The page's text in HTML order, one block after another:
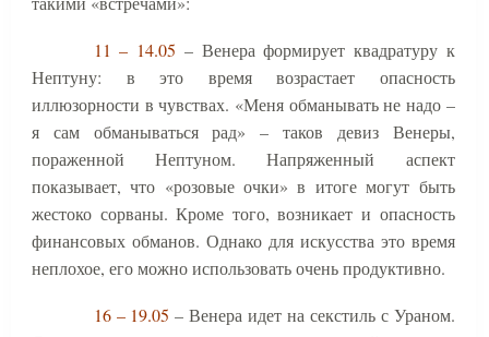
11 – 14.05 – Венера формирует квадратуру к
Нептуну: в это время возрастает опасность
иллюзорности в чувствах. «Меня обманывать не надо –
я сам обманываться рад» – таков девиз Венеры,
пораженной Нептуном. Напряженный аспект
показывает, что «розовые очки» в итоге могут быть
жестоко сорваны. Кроме того, возникает и опасность
финансовых обманов. Однако для искусства это время
неплохое, его можно использовать очень продуктивно.
16 – 19.05 – Венера идет на секстиль с Ураном.